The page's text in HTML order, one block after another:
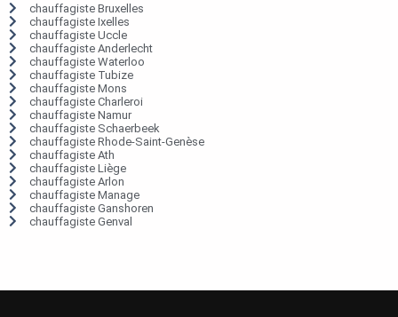
chauffagiste Bruxelles
chauffagiste Ixelles
chauffagiste Uccle
chauffagiste Anderlecht
chauffagiste Waterloo
chauffagiste Tubize
chauffagiste Mons
chauffagiste Charleroi
chauffagiste Namur
chauffagiste Schaerbeek
chauffagiste Rhode-Saint-Genèse
chauffagiste Ath
chauffagiste Liège
chauffagiste Arlon
chauffagiste Manage
chauffagiste Ganshoren
chauffagiste Genval